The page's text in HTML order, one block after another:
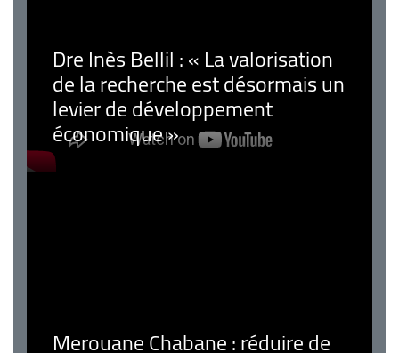
Dre Inès Bellil : « La valorisation
de la recherche est désormais un
levier de développement
économique »
Merouane Chabane : réduire de